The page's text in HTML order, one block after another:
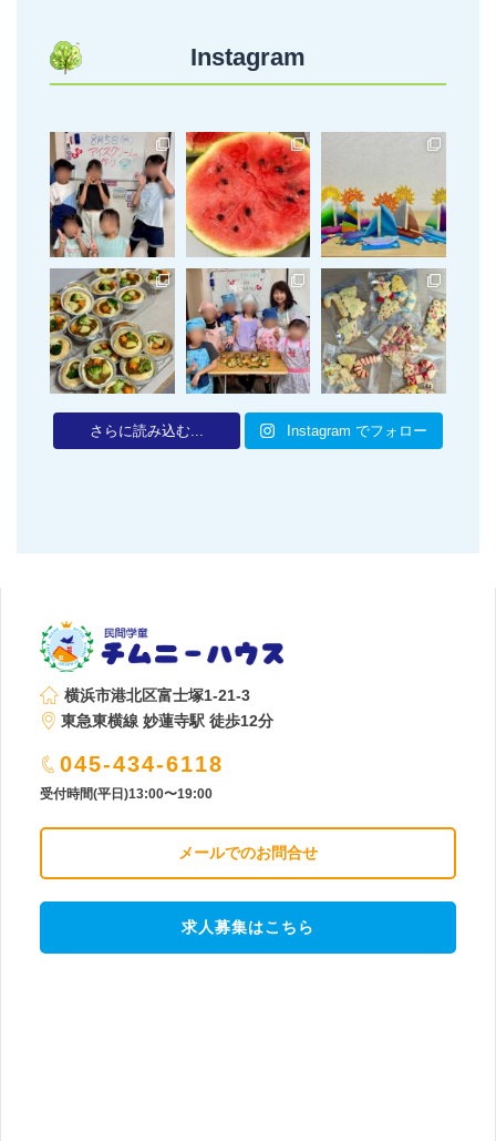
Instagram
さらに読み込む... Instagram でフォロー
横浜市港北区富士塚1-21-3
東急東横線 妙蓮寺駅 徒歩12分
045-434-6118
受付時間(平日)13:00〜19:00
メールでのお問合せ
求人募集はこちら